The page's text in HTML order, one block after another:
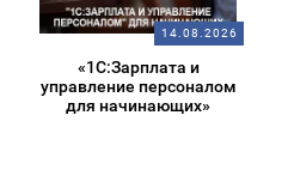
14.08.2026
«1С:Зарплата и
управление персоналом
для начинающих»